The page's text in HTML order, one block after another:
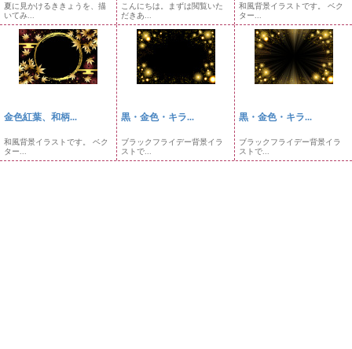
夏に見かけるききょうを、描
いてみ...
こんにちは。まずは閲覧いた
だきあ...
和風背景イラストです。 ベク
ター...
金色紅葉、和柄...
和風背景イラストです。 ベク
ター...
黒・金色・キラ...
ブラックフライデー背景イラ
ストで...
黒・金色・キラ...
ブラックフライデー背景イラ
ストで...